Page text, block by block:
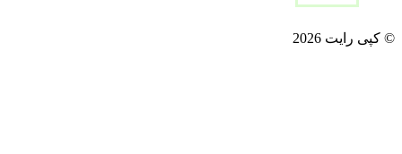
© کپی رایت 2026